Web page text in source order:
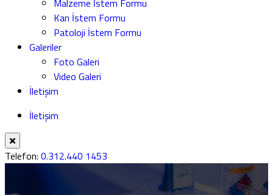
Malzeme İstem Formu
Kan İstem Formu
Patoloji İstem Formu
Galeriler
Foto Galeri
Video Galeri
İletişim
İletişim
Telefon: 0.312.440 1453